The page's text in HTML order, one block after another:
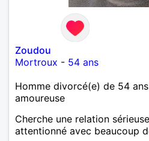
Zoudou
Mortroux - 54 ans
Homme divorcé(e) de 54
amoureuse
Cherche une relation
attentionné avec beaucoup